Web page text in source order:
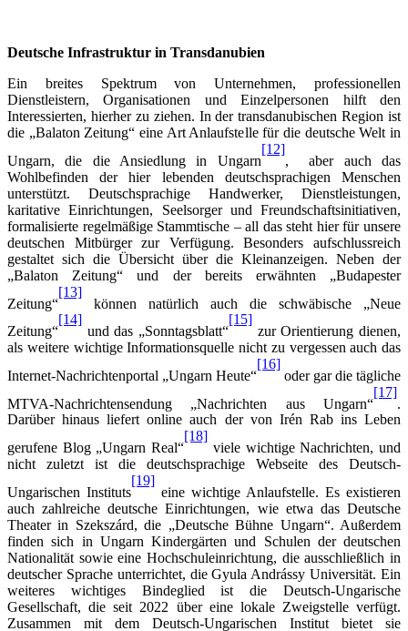
Deutsche Infrastruktur in Transdanubien
Ein breites Spektrum von Unternehmen, professionellen
Dienstleistern, Organisationen und Einzelpersonen hilft den
Interessierten, hierher zu ziehen. In der transdanubischen Region ist
die „Balaton Zeitung“ eine Art Anlaufstelle für die deutsche Welt in
Ungarn, die die Ansiedlung in Ungarn
[12]
, aber auch das
Wohlbefinden der hier lebenden deutschsprachigen Menschen
unterstützt. Deutschsprachige Handwerker, Dienstleistungen,
karitative Einrichtungen, Seelsorger und Freundschaftsinitiativen,
formalisierte regelmäßige Stammtische – all das steht hier für unsere
deutschen Mitbürger zur Verfügung. Besonders aufschlussreich
gestaltet sich die Übersicht über die Kleinanzeigen. Neben der
„Balaton Zeitung“ und der bereits erwähnten „Budapester
Zeitung“
[13]
können natürlich auch die schwäbische „Neue
Zeitung“
[14]
und das „Sonntagsblatt“
[15]
zur Orientierung dienen,
als weitere wichtige Informationsquelle nicht zu vergessen auch das
Internet-Nachrichtenportal „Ungarn Heute“
[16]
oder gar die tägliche
MTVA-Nachrichtensendung „Nachrichten aus Ungarn“
[17]
Darüber hinaus liefert online auch der von Irén Rab ins Leben
gerufene Blog „Ungarn Real“
[18]
viele wichtige Nachrichten, und
nicht zuletzt ist die deutschsprachige Webseite des Deutsch-
Ungarischen Instituts
[19]
eine wichtige Anlaufstelle. Es existieren
auch zahlreiche deutsche Einrichtungen, wie etwa das Deutsche
Theater in Szekszárd, die „Deutsche Bühne Ungarn“. Außerdem
finden sich in Ungarn Kindergärten und Schulen der deutschen
Nationalität sowie eine Hochschuleinrichtung, die ausschließlich in
deutscher Sprache unterrichtet, die Gyula Andrássy Universität. Ein
weiteres wichtiges Bindeglied ist die Deutsch-Ungarische
Gesellschaft, die seit 2022 über eine lokale Zweigstelle verfügt.
Zusammen mit dem Deutsch-Ungarischen Institut bietet sie